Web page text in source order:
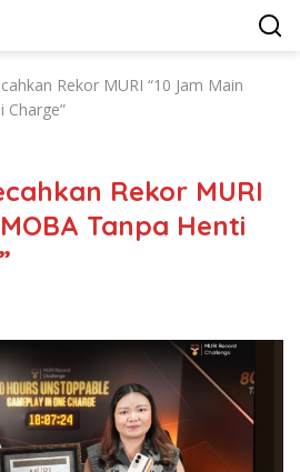
Rekor MURI “10 Jam Main
Charge”
Rekor MURI
Tanpa Henti